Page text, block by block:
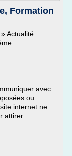
Formation
Actualité
avec
ou
internet ne